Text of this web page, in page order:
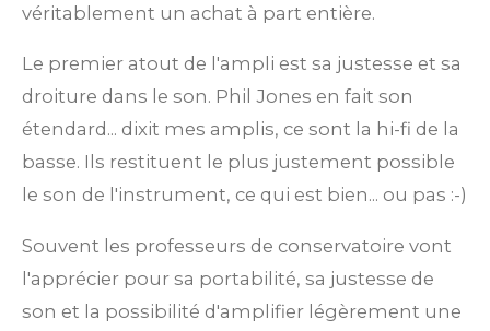
véritablement un achat à part entière.
Le premier atout de l'ampli est sa justesse et sa
droiture dans le son. Phil Jones en fait son
étendard... dixit mes amplis, ce sont la hi-fi de la
basse. Ils restituent le plus justement possible
le son de l'instrument, ce qui est bien... ou pas :-)
Souvent les professeurs de conservatoire vont
l'apprécier pour sa portabilité, sa justesse de
son et la possibilité d'amplifier légèrement une